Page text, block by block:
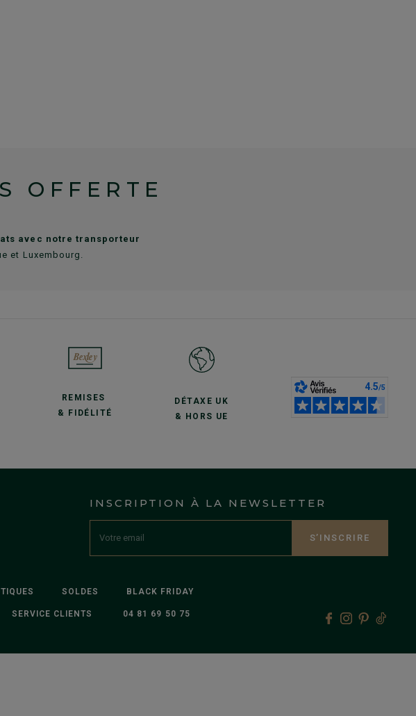
OFFERTE
avec notre transporteur
et Luxembourg.
REMISES
& FIDÉLITÉ
DÉTAXE UK
& HORS UE
INSCRIPTION À LA NEWSLETTER
S’INSCRIRE
SOLDES BLACK FRIDAY
SERVICE CLIENTS 04 81 69 50 75